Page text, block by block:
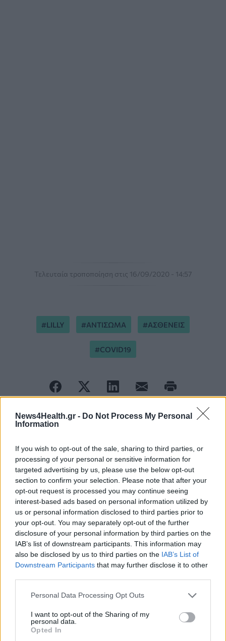
News4Health.gr - Do Not Process My Personal
Information
If you wish to opt-out of the sale, sharing to third parties, or
processing of your personal or sensitive information for
targeted advertising by us, please use the below opt-out
section to confirm your selection. Please note that after your
opt-out request is processed you may continue seeing
interest-based ads based on personal information utilized by
us or personal information disclosed to third parties prior to
your opt-out. You may separately opt-out of the further
disclosure of your personal information by third parties on the
IAB’s list of downstream participants. This information may
also be disclosed by us to third parties on the IAB’s List of
Downstream Participants that may further disclose it to other
Personal Data Processing Opt Outs
I want to opt-out of the Sharing of my
personal data.
Opted In
Τελευταία τροποποίηση στις 16/09/2020 - 14:57
LILLY ΑΝΤΙΣΩΜΑ ΑΣΘΕΝΕΙΣ
COVID19
Κοινά φάρμακα συνδεόνται με
αυξημένο κίνδυνο Αλτσχάιμερ
16 Σεπτεμβρίου 2020
Κορονοϊός: Εθελοντές - παιδιά
επιστρατεύει το κινέζικο εμβόλιο
17 Σεπτεμβρίου 2020
ΣΧΕΤΙΚΑ ΑΡΘΡΑ